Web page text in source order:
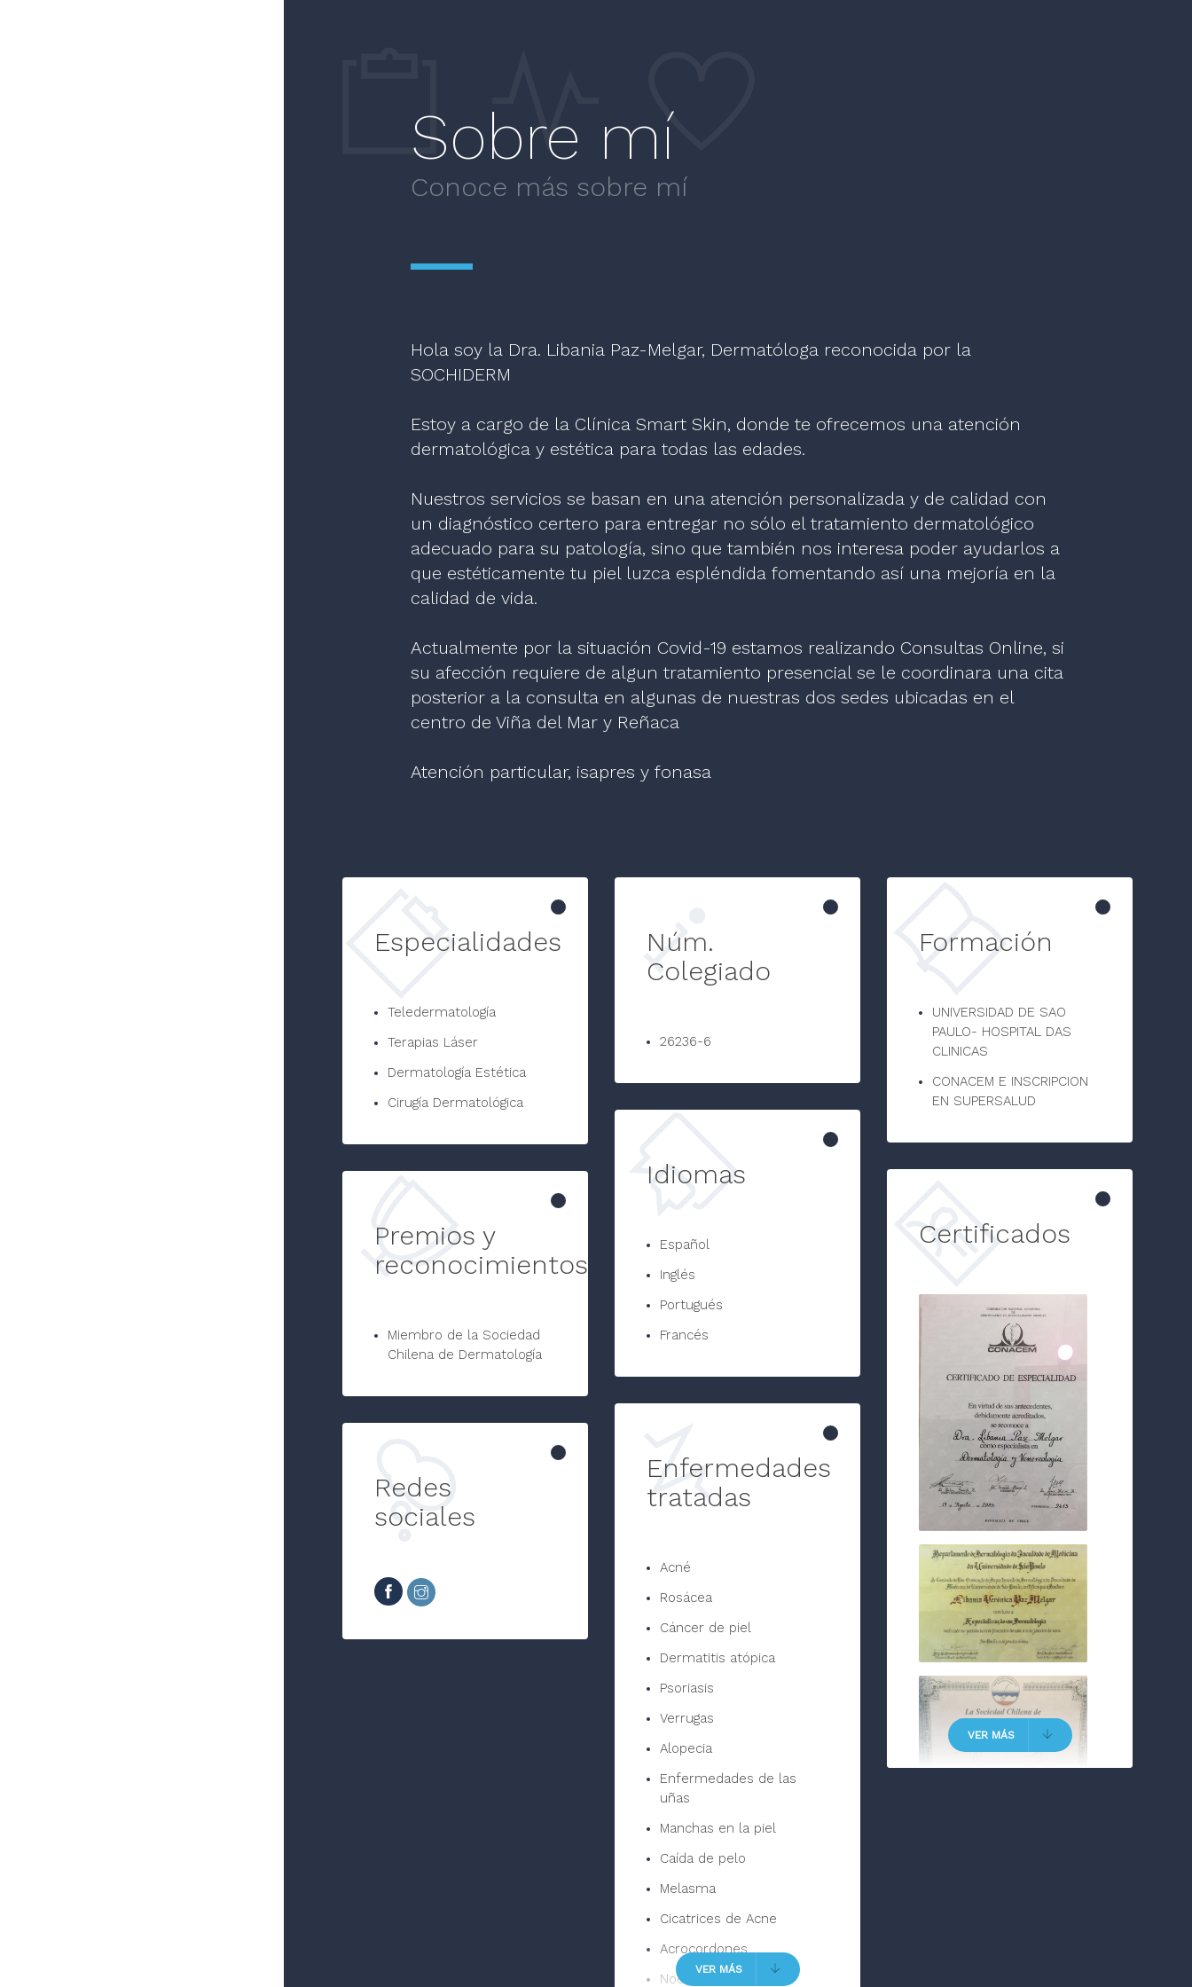
Sobre mí
Conoce más sobre mí
Hola soy la Dra. Libania Paz-Melgar, Dermatóloga reconocida por la
SOCHIDERM
Estoy a cargo de la Clínica Smart Skin, donde te ofrecemos una atención
dermatológica y estética para todas las edades.
Nuestros servicios se basan en una atención personalizada y de calidad con
un diagnóstico certero para entregar no sólo el tratamiento dermatológico
adecuado para su patología, sino que también nos interesa poder ayudarlos a
que estéticamente tu piel luzca espléndida fomentando así una mejoría en la
calidad de vida.
Actualmente por la situación Covid-19 estamos realizando Consultas Online, si
su afección requiere de algun tratamiento presencial se le coordinara una cita
posterior a la consulta en algunas de nuestras dos sedes ubicadas en el
centro de Viña del Mar y Reñaca
Atención particular, isapres y fonasa
Especialidades
Teledermatología
Terapias Láser
Dermatología Estética
Cirugía Dermatológica
Núm.
Colegiado
26236-6
Formación
UNIVERSIDAD DE SAO
PAULO- HOSPITAL DAS
CLINICAS
CONACEM E INSCRIPCION
EN SUPERSALUD
Idiomas
Español
Inglés
Portugués
Francés
Certificados
VER MÁS
Premios y
reconocimientos
Miembro de la Sociedad
Chilena de Dermatología
Enfermedades
tratadas
Acné
Rosácea
Cáncer de piel
Dermatitis atópica
Psoriasis
Verrugas
Alopecia
Enfermedades de las
uñas
Manchas en la piel
Caída de pelo
Melasma
Cicatrices de Acne
Acrocordones
Nodulos
VER MÁS
Redes
sociales